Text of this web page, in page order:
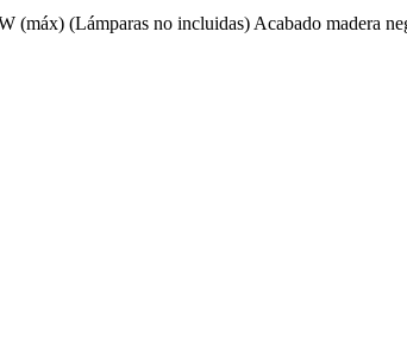
(máx) (Lámparas no incluidas) Acabado madera